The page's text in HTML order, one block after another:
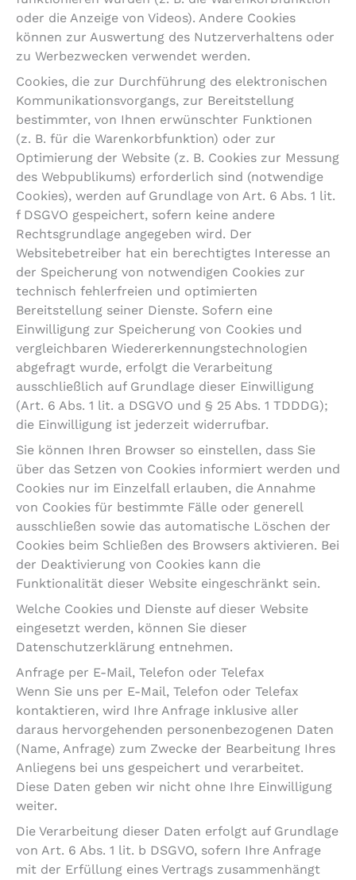
oder die Anzeige von Videos). Andere Cookies
können zur Auswertung des Nutzerverhaltens oder
zu Werbezwecken verwendet werden.
Cookies, die zur Durchführung des elektronischen
Kommunikationsvorgangs, zur Bereitstellung
bestimmter, von Ihnen erwünschter Funktionen
(z. B. für die Warenkorbfunktion) oder zur
Optimierung der Website (z. B. Cookies zur Messung
des Webpublikums) erforderlich sind (notwendige
Cookies), werden auf Grundlage von Art. 6 Abs. 1 lit.
f DSGVO gespeichert, sofern keine andere
Rechtsgrundlage angegeben wird. Der
Websitebetreiber hat ein berechtigtes Interesse an
der Speicherung von notwendigen Cookies zur
technisch fehlerfreien und optimierten
Bereitstellung seiner Dienste. Sofern eine
Einwilligung zur Speicherung von Cookies und
vergleichbaren Wiedererkennungstechnologien
abgefragt wurde, erfolgt die Verarbeitung
ausschließlich auf Grundlage dieser Einwilligung
(Art. 6 Abs. 1 lit. a DSGVO und § 25 Abs. 1 TDDDG);
die Einwilligung ist jederzeit widerrufbar.
Sie können Ihren Browser so einstellen, dass Sie
über das Setzen von Cookies informiert werden und
Cookies nur im Einzelfall erlauben, die Annahme
von Cookies für bestimmte Fälle oder generell
ausschließen sowie das automatische Löschen der
Cookies beim Schließen des Browsers aktivieren. Bei
der Deaktivierung von Cookies kann die
Funktionalität dieser Website eingeschränkt sein.
Welche Cookies und Dienste auf dieser Website
eingesetzt werden, können Sie dieser
Datenschutzerklärung entnehmen.
Anfrage per E-Mail, Telefon oder Telefax
Wenn Sie uns per E-Mail, Telefon oder Telefax
kontaktieren, wird Ihre Anfrage inklusive aller
daraus hervorgehenden personenbezogenen Daten
(Name, Anfrage) zum Zwecke der Bearbeitung Ihres
Anliegens bei uns gespeichert und verarbeitet.
Diese Daten geben wir nicht ohne Ihre Einwilligung
weiter.
Die Verarbeitung dieser Daten erfolgt auf Grundlage
von Art. 6 Abs. 1 lit. b DSGVO, sofern Ihre Anfrage
mit der Erfüllung eines Vertrags zusammenhängt